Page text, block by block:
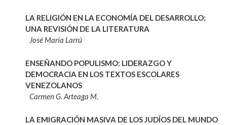
LA RELIGIÓN EN LA ECONOMÍA DEL DESARROLLO:
UNA REVISIÓN DE LA LITERATURA
José María Larrú
ENSEÑANDO POPULISMO: LIDERAZGO Y
DEMOCRACIA EN LOS TEXTOS ESCOLARES
VENEZOLANOS
Carmen G. Arteaga M.
LA EMIGRACIÓN MASIVA DE LOS JUDÍOS DEL MUNDO